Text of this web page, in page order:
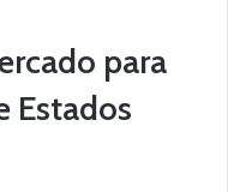
para
Estados